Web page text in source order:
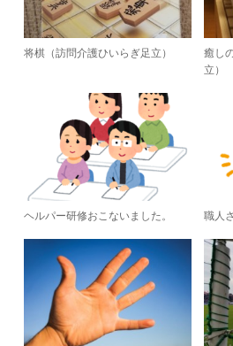
将棋（訪問介護ひいらぎ足立）
癒し
立）
ヘルパー研修おこないました。 職人